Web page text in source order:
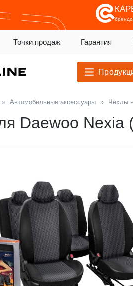
Точки продаж Гарантия
» Автомобильные аксессуары » Чехлы
Daewoo Nexia